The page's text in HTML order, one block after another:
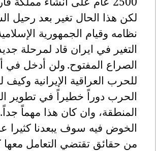
لكن هذا الحال تغير بعد رحيل
نظامه وقيام الجمهورية
التغير في ايران قاد لمرحلة
الصراع المفتوح. ولن أدخل
للحرب العراقية الإيرانية
الحرب دوراً خطيراً في تطوير
المنطقة، وان كان هذا مهماً
الخوض فيه سوف يبعدنا كثيرا
من حقائق تقتضي التعامل معها